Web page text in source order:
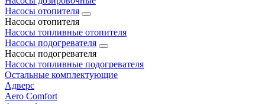
Насосы отопителя
Насосы отопителя
Насосы топливные отопителя
Насосы подогревателя
Насосы подогревателя
Насосы топливные подогревателя
Остальные комплектующие
Адверс
Aero Comfort